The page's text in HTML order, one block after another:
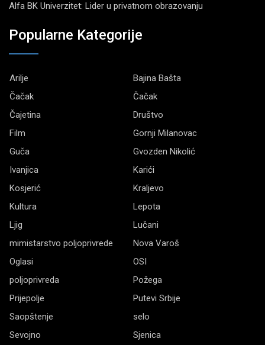
Alfa BK Univerzitet: Lider u privatnom obrazovanju
Popularne Kategorije
Arilje
Bajina Bašta
Čačak
Čačak
Čajetina
Društvo
Film
Gornji Milanovac
Guča
Gvozden Nikolić
Ivanjica
Karići
Kosjerić
Kraljevo
Kultura
Lepota
Ljig
Lučani
mimistarstvo poljoprivrede
Nova Varoš
Oglasi
OSI
poljoprivreda
Požega
Prijepolje
Putevi Srbije
Saopštenje
selo
Sevojno
Sjenica